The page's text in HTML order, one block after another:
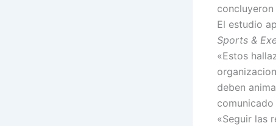
El estudio
Sports &
«Estos
deben
«Seguir las